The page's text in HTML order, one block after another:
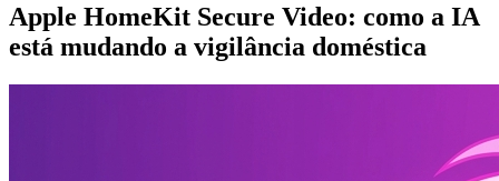
Apple HomeKit Secure Video: como a IA
está mudando a vigilância doméstica